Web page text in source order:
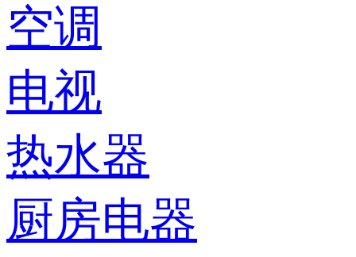
空调
电视
热水器
厨房电器